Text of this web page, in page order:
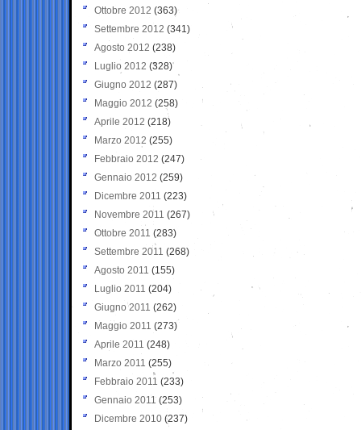
Ottobre 2012 (363)
Settembre 2012 (341)
Agosto 2012 (238)
Luglio 2012 (328)
Giugno 2012 (287)
Maggio 2012 (258)
Aprile 2012 (218)
Marzo 2012 (255)
Febbraio 2012 (247)
Gennaio 2012 (259)
Dicembre 2011 (223)
Novembre 2011 (267)
Ottobre 2011 (283)
Settembre 2011 (268)
Agosto 2011 (155)
Luglio 2011 (204)
Giugno 2011 (262)
Maggio 2011 (273)
Aprile 2011 (248)
Marzo 2011 (255)
Febbraio 2011 (233)
Gennaio 2011 (253)
Dicembre 2010 (237)